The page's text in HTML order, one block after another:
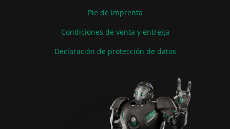
Pie de imprenta
Condiciones de venta y entrega
Declaración de protección de datos